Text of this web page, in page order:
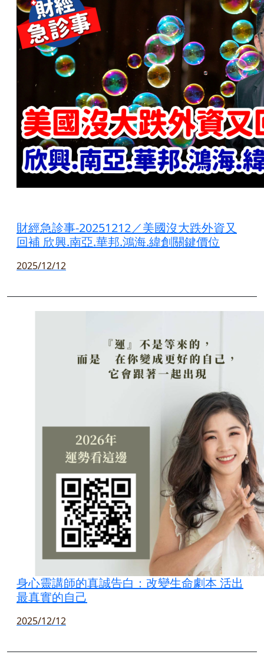
財經急診事-20251212／美國沒大跌外資又
回補 欣興.南亞.華邦.鴻海.緯創關鍵價位
2025/12/12
身心靈講師的真誠告白：改變生命劇本 活出
最真實的自己
2025/12/12